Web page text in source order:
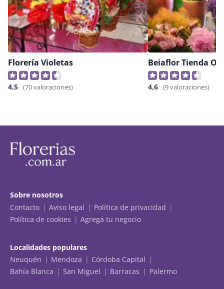
Florería Violetas
4,5 (70 valoraciones) 4,6 (9 valoraciones)
Sobre nosotros
Contacto
Aviso legal
Política de privacidad
Política de cookies
Agregá tu negocio
Localidades populares
Neuquén
Mendoza
Córdoba Capital
Bahía Blanca
San Miguel Barracas Palermo